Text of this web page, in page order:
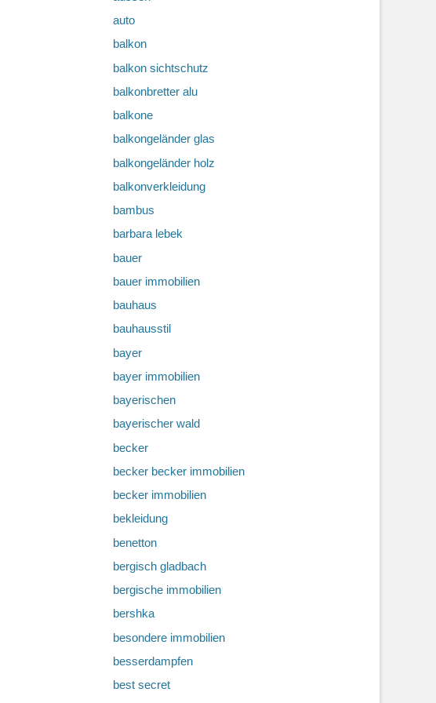
auto
balkon
balkon sichtschutz
balkonbretter alu
balkone
balkongeländer glas
balkongeländer holz
balkonverkleidung
bambus
barbara lebek
bauer
bauer immobilien
bauhaus
bauhausstil
bayer
bayer immobilien
bayerischen
bayerischer wald
becker
becker becker immobilien
becker immobilien
bekleidung
benetton
bergisch gladbach
bergische immobilien
bershka
besondere immobilien
besserdampfen
best secret